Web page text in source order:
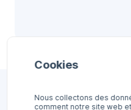
Cookies
Nous collectons des
comment notre site web
Le